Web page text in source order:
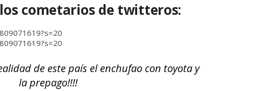
cometarios de twitteros:
de este país el enchufao con toyota y
la prepago!!!!